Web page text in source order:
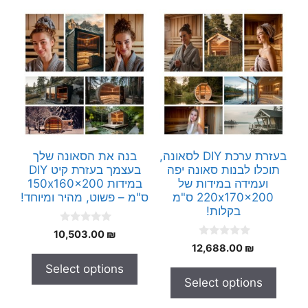
בעזרת ערכת DIY לסאונה,
תוכלו לבנות סאונה יפה
ועמידה במידות של
220x170x200 ס"מ
בקלות!
0
o
o
5
12,688.00 ₪
Select options
בנה את הסאונה שלך
בעצמך בעזרת קיט DIY
במידות 150x160x200
ס"מ – פשוט, מהיר ומיוחד!
0
o
o
5
10,503.00 ₪
Select options